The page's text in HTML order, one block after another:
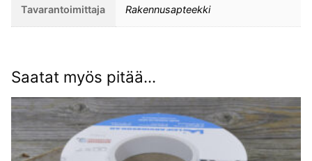
Tavarantoimittaja Rakennusapteekki
Saatat myös pitää...